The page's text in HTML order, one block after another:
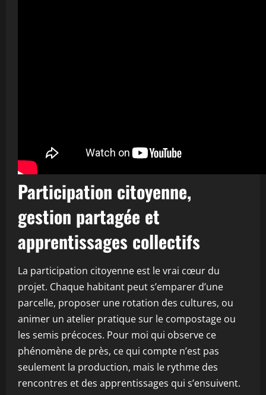
Participation citoyenne,
gestion partagée et
apprentissages collectifs
La participation citoyenne est le vrai cœur du
projet. Chaque habitant peut s’emparer d’une
parcelle, proposer une rotation des cultures, ou
animer un atelier pratique sur le compostage ou
les semis précoces. Pour moi qui observe ce
phénomène de près, ce qui compte n’est pas
seulement la production, mais le rythme des
rencontres et des apprentissages qui s’ensuivent.